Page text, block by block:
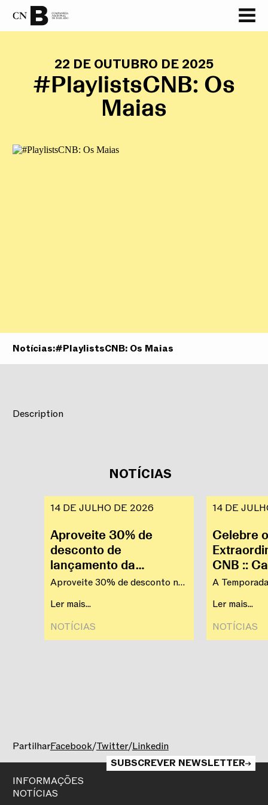
22 DE OUTUBRO DE 2025
#PlaylistsCNB: Os
Maias
Notícias:#PlaylistsCNB: Os Maias
Description
NOTÍCIAS
14 DE JULHO DE 2026
Aproveite 30% de
desconto de
lançamento da
Temporada 2026/2027
Aproveite 30% de desconto na
da Temporada 2026/2027 da
Companhia Nacional de Bailado
no Teatro Camões.
Ler mais...
NOTÍCIAS‎
14 DE
Celebre
CNB ::
Artístico
A
— celebrar
marca a
simbólico
Ler mais...
NOTÍCIAS‎
PartilharFacebook/Twitter/Linkedin
INFORMAÇÕES
NOTÍCIAS
SUBSCREVER NEWSLETTER